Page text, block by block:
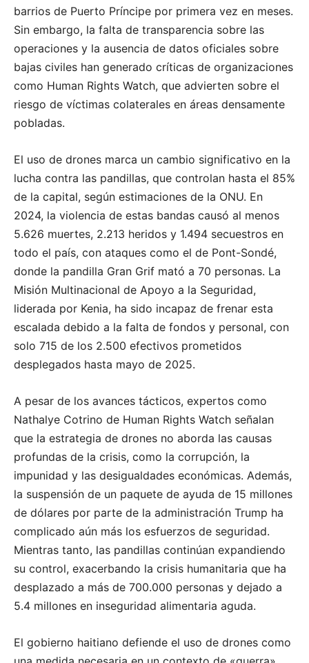
barrios de Puerto Príncipe por primera vez en meses.
Sin embargo, la falta de transparencia sobre las
operaciones y la ausencia de datos oficiales sobre
bajas civiles han generado críticas de organizaciones
como Human Rights Watch, que advierten sobre el
riesgo de víctimas colaterales en áreas densamente
pobladas.
El uso de drones marca un cambio significativo en la
lucha contra las pandillas, que controlan hasta el 85%
de la capital, según estimaciones de la ONU. En
2024, la violencia de estas bandas causó al menos
5.626 muertes, 2.213 heridos y 1.494 secuestros en
todo el país, con ataques como el de Pont-Sondé,
donde la pandilla Gran Grif mató a 70 personas. La
Misión Multinacional de Apoyo a la Seguridad,
liderada por Kenia, ha sido incapaz de frenar esta
escalada debido a la falta de fondos y personal, con
solo 715 de los 2.500 efectivos prometidos
desplegados hasta mayo de 2025.
A pesar de los avances tácticos, expertos como
Nathalye Cotrino de Human Rights Watch señalan
que la estrategia de drones no aborda las causas
profundas de la crisis, como la corrupción, la
impunidad y las desigualdades económicas. Además,
la suspensión de un paquete de ayuda de 15 millones
de dólares por parte de la administración Trump ha
complicado aún más los esfuerzos de seguridad.
Mientras tanto, las pandillas continúan expandiendo
su control, exacerbando la crisis humanitaria que ha
desplazado a más de 700.000 personas y dejado a
5.4 millones en inseguridad alimentaria aguda.
El gobierno haitiano defiende el uso de drones como